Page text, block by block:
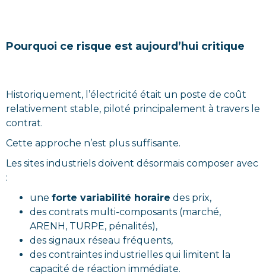
Pourquoi ce risque est aujourd’hui critique
Historiquement, l’électricité était un poste de coût
relativement stable, piloté principalement à travers le
contrat.
Cette approche n’est plus suffisante.
Les sites industriels doivent désormais composer avec
:
une forte variabilité horaire des prix,
des contrats multi-composants (marché,
ARENH, TURPE, pénalités),
des signaux réseau fréquents,
des contraintes industrielles qui limitent la
capacité de réaction immédiate.